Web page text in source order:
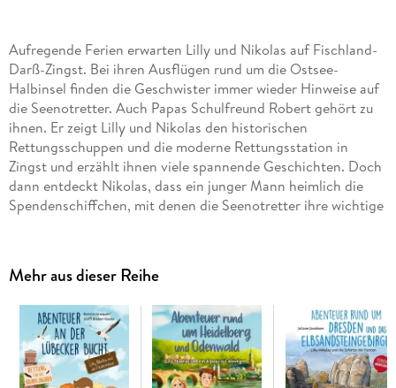
Aufregende Ferien erwarten Lilly und Nikolas auf Fischland-
Darß-Zingst. Bei ihren Ausflügen rund um die Ostsee-
Halbinsel finden die Geschwister immer wieder Hinweise auf
die Seenotretter. Auch Papas Schulfreund Robert gehört zu
ihnen. Er zeigt Lilly und Nikolas den historischen
Rettungsschuppen und die moderne Rettungsstation in
Zingst und erzählt ihnen viele spannende Geschichten. Doch
dann entdeckt Nikolas, dass ein junger Mann heimlich die
Spendenschiffchen, mit denen die Seenotretter ihre wichtige
Freundin Maike hat sich den Fuß verstaucht und fällt nun für
das Kinderballett "Schwanensee" aus. Nur Lilly kann das
Stück jetzt noch retten, indem sie kurzfristig die Rolle der
Prinzessin Odette übernimmt. Aber die Premiere ist schon in
fünf Tagen! Dann klingelt bei einem gemeinsamen
Abendessen auch noch Roberts Telefon: Ein Fischerboot ist
in Seenot geraten und ein gefährlicher Rettungseinsatz
Mehr aus dieser Reihe